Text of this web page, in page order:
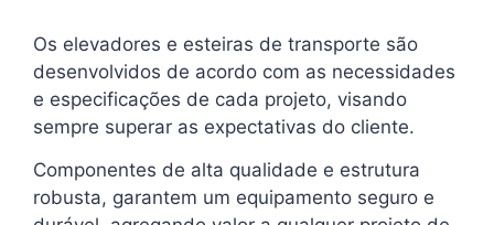
Os elevadores e esteiras de transporte são
desenvolvidos de acordo com as necessidades
e especificações de cada projeto, visando
sempre superar as expectativas do cliente.
Componentes de alta qualidade e estrutura
robusta, garantem um equipamento seguro e